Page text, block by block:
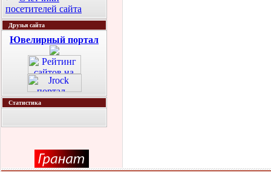
посетителей сайта
Друзья сайта
Ювелирный портал
Статистика